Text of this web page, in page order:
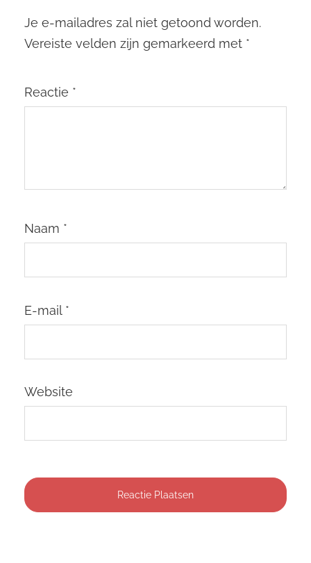
Je e-mailadres zal niet getoond worden.
Vereiste velden zijn gemarkeerd met *
Reactie *
Naam *
E-mail *
Website